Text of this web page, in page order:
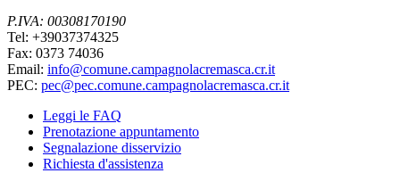
P.IVA: 00308170190
Tel: +39037374325
Fax: 0373 74036
Email: info@comune.campagnolacremasca.cr.it
PEC: pec@pec.comune.campagnolacremasca.cr.it
Leggi le FAQ
Prenotazione appuntamento
Segnalazione disservizio
Richiesta d'assistenza